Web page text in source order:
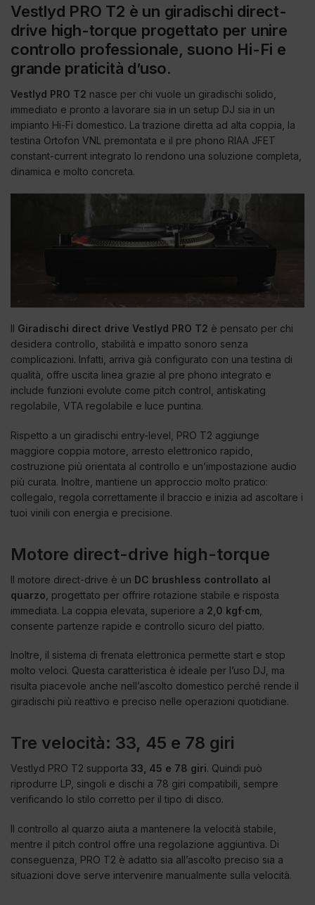
Vestlyd PRO T2 è un giradischi direct-
drive high-torque progettato per unire
controllo professionale, suono Hi-Fi e
grande praticità d’uso.
Vestlyd PRO T2 nasce per chi vuole un giradischi solido,
immediato e pronto a lavorare sia in un setup DJ sia in un
impianto Hi-Fi domestico. La trazione diretta ad alta coppia, la
testina Ortofon VNL premontata e il pre phono RIAA JFET
constant-current integrato lo rendono una soluzione completa,
dinamica e molto concreta.
Il Giradischi direct drive Vestlyd PRO T2 è pensato per chi
desidera controllo, stabilità e impatto sonoro senza
complicazioni. Infatti, arriva già configurato con una testina di
qualità, offre uscita linea grazie al pre phono integrato e
include funzioni evolute come pitch control, antiskating
regolabile, VTA regolabile e luce puntina.
Rispetto a un giradischi entry-level, PRO T2 aggiunge
maggiore coppia motore, arresto elettronico rapido,
costruzione più orientata al controllo e un’impostazione audio
più curata. Inoltre, mantiene un approccio molto pratico:
collegalo, regola correttamente il braccio e inizia ad ascoltare i
tuoi vinili con energia e precisione.
Motore direct-drive high-torque
Il motore direct-drive è un DC brushless controllato al
quarzo , progettato per offrire rotazione stabile e risposta
immediata. La coppia elevata, superiore a 2,0 kgf·cm
consente partenze rapide e controllo sicuro del piatto.
Inoltre, il sistema di frenata elettronica permette start e stop
molto veloci. Questa caratteristica è ideale per l’uso DJ, ma
risulta piacevole anche nell’ascolto domestico perché rende il
giradischi più reattivo e preciso nelle operazioni quotidiane.
Tre velocità: 33, 45 e 78 giri
Vestlyd PRO T2 supporta 33, 45 e 78 giri. Quindi può
riprodurre LP, singoli e dischi a 78 giri compatibili, sempre
verificando lo stilo corretto per il tipo di disco.
Il controllo al quarzo aiuta a mantenere la velocità stabile,
mentre il pitch control offre una regolazione aggiuntiva. Di
conseguenza, PRO T2 è adatto sia all’ascolto preciso sia a
situazioni dove serve intervenire manualmente sulla velocità.